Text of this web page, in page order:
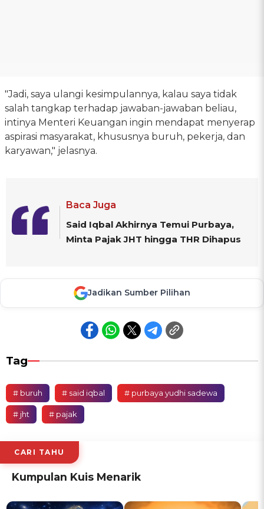
"Jadi, saya ulangi kesimpulannya, kalau saya tidak
salah tangkap terhadap jawaban-jawaban beliau,
intinya Menteri Keuangan ingin mendapat menyerap
aspirasi masyarakat, khususnya buruh, pekerja, dan
karyawan," jelasnya.
Baca Juga
Said Iqbal Akhirnya Temui Purbaya,
Minta Pajak JHT hingga THR Dihapus
Jadikan Sumber Pilihan
Tag
# buruh # said iqbal # purbaya yudhi sadewa
# jht # pajak
CARI TAHU
Kumpulan Kuis Menarik